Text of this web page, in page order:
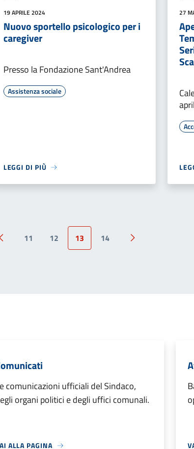
19 APRILE 2024
Nuovo sportello psicologico per i
caregiver
Presso la Fondazione Sant'Andrea
Assistenza sociale
LEGGI DI PIÙ
27
Pagina precedente
11 12 13 14
Pagina successiva
comunicazioni ufficiali del Sindaco,
organi politici e degli uffici comunali.
ALLA PAGINA